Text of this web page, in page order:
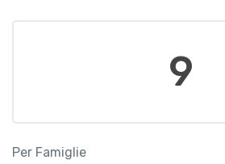
9
Per Famiglie